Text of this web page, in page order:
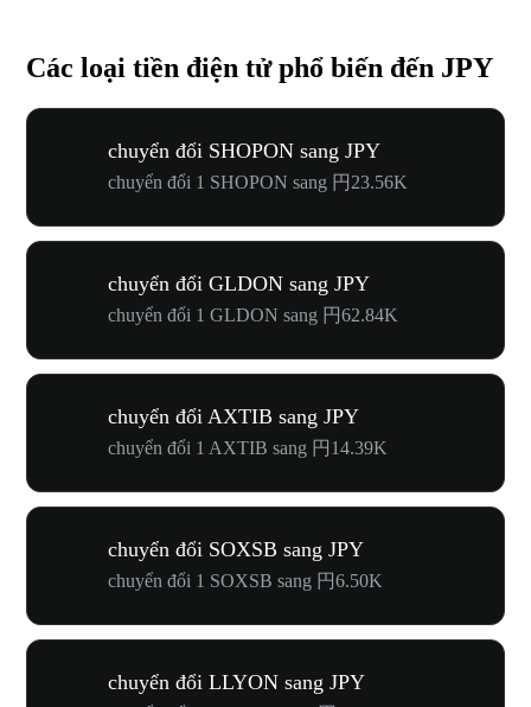
Các loại tiền điện tử phổ biến đến JPY
chuyển đổi SHOPON sang JPY
chuyển đổi 1 SHOPON sang 円23.56K
chuyển đổi GLDON sang JPY
chuyển đổi 1 GLDON sang 円62.84K
chuyển đổi AXTIB sang JPY
chuyển đổi 1 AXTIB sang 円14.39K
chuyển đổi SOXSB sang JPY
chuyển đổi 1 SOXSB sang 円6.50K
chuyển đổi LLYON sang JPY